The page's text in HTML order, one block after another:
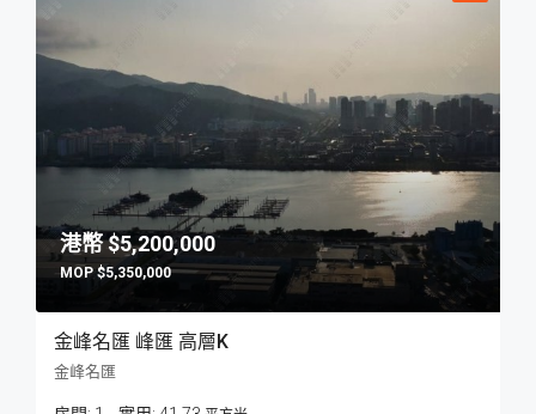
$5,200,000
$5,350,000
金峰名匯 峰匯 高層K
金峰名匯